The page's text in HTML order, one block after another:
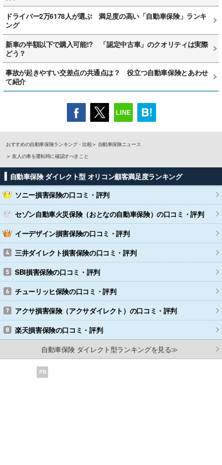
ドライバー2万6178人が選ぶ 満足度の高い「自動車保険」ランキ
ング
新車の半額以下で購入可能!? 「認定中古車」のクオリティは実際
どう？
事故が起きやすい交差点の共通点は？ 役立つ自動車保険とあわせ
て紹介
おすすめの自動車保険ランキング・比較
自動車保険ニュース
友人の車を運転時に確認すべきこと
自動車保険 ダイレクト型 オリコン顧客満足度ランキング
ソニー損害保険の口コミ・評判
セゾン自動車火災保険（おとなの自動車保険）の口コミ・評判
イーデザイン損害保険の口コミ・評判
三井ダイレクト損害保険の口コミ・評判
SBI損害保険の口コミ・評判
チューリッヒ保険の口コミ・評判
アクサ損害保険（アクサダイレクト） の口コミ・評判
楽天損害保険の口コミ・評判
自動車保険 ダイレクト型ランキングを見る≫
PR